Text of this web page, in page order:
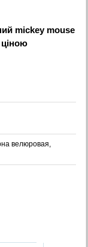
mickey mouse
велюровая,